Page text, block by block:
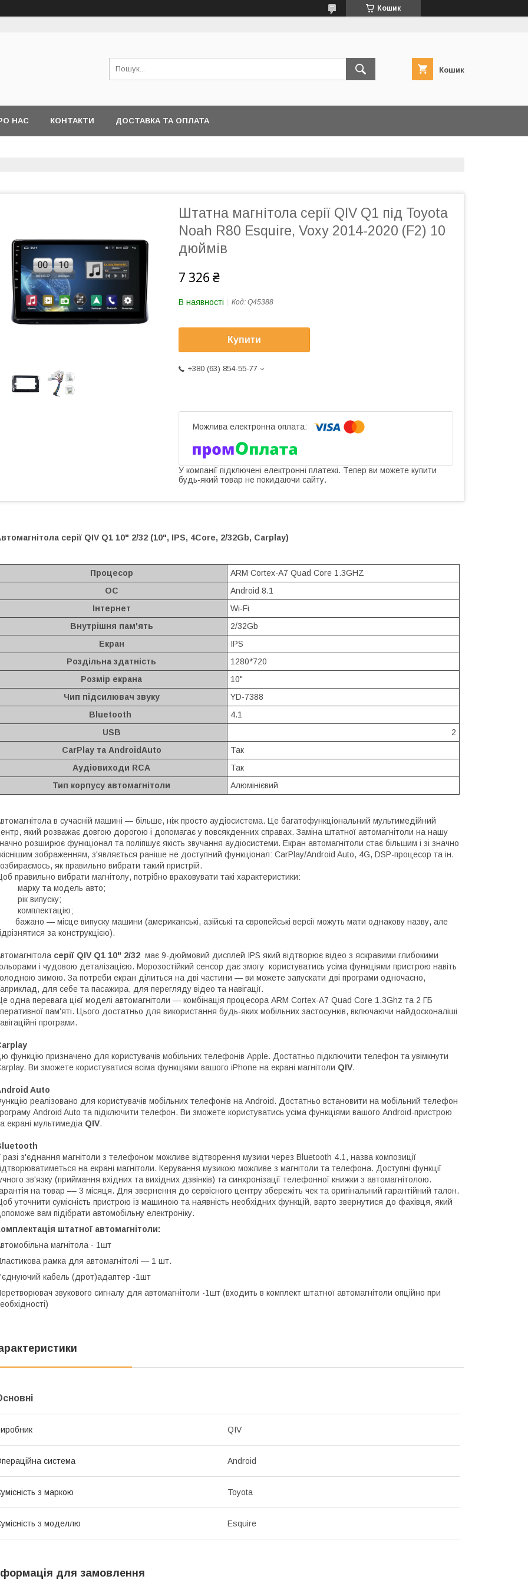
Кошик
Кошик
НАС КОНТАКТИ ДОСТАВКА ТА ОПЛАТА
Штатна магнітола серії QIV Q1 під Toyota
Noah R80 Esquire, Voxy 2014-2020 (F2) 10
дюймів
7 326 ₴
В наявності Код: Q45388
Купити
+380 (63) 854-55-77
У компанії підключені електронні платежі. Тепер ви можете купити
будь-який товар не покидаючи сайту.
серії QIV Q1 10" 2/32 (10", IPS, 4Core, 2/32Gb, Carplay)
Процесор
ARM Cortex-A7 Quad Core 1.3GHZ
ОС
Android 8.1
Інтернет
Wi-Fi
Внутрішня пам'ять
2/32Gb
Екран
IPS
Роздільна здатність
1280*720
Розмір екрана
10"
Чип підсилювач звуку
YD-7388
Bluetooth
4.1
USB
2
CarPlay та AndroidAuto
Так
Аудіовиходи RCA
Так
Тип корпусу автомагнітоли
Алюмінієвий
в сучасній машині — більше, ніж просто аудіосистема. Це багатофункціональний мультимедійний
який розважає довгою дорогою і допомагає у повсякденних справах. Заміна штатної автомагнітоли на нашу
розширює функціонал та поліпшує якість звучання аудіосистеми. Екран автомагнітоли стає більшим і зі значно
зображенням, з'являється раніше не доступний функціонал: CarPlay/Android Auto, 4G, DSP-процесор та ін.
як правильно вибрати такий пристрій.
правильно вибрати магнітолу, потрібно враховувати такі характеристики:
марку та модель авто;
рік випуску;
комплектацію;
бажано — місце випуску машини (американські, азійські та європейські версії можуть мати однакову назву, але
за конструкцією).
серії QIV Q1 10" 2/32 має 9-дюймовий дисплей IPS який відтворює відео з яскравими глибокими
і чудовою деталізацією. Морозостійкий сенсор дає змогу користуватись усіма функціями пристрою навіть
зимою. За потреби екран ділиться на дві частини — ви можете запускати дві програми одночасно,
для себе та пасажира, для перегляду відео та навігації.
одна перевага цієї моделі автомагнітоли — комбінація процесора ARM Cortex-A7 Quad Core 1.3Ghz та 2 ГБ
пам'яті. Цього достатньо для використання будь-яких мобільних застосунків, включаючи найдосконаліші
програми.
функцію призначено для користувачів мобільних телефонів Apple. Достатньо підключити телефон та увімкнути
Ви зможете користуватися всіма функціями вашого iPhone на екрані магнітоли QIV.
Auto
реалізовано для користувачів мобільних телефонів на Android. Достатньо встановити на мобільний телефон
Android Auto та підключити телефон. Ви зможете користуватись усіма функціями вашого Android-пристрою
екрані мультимедіа QIV.
разі з'єднання магнітоли з телефоном можливе відтворення музики через Bluetooth 4.1, назва композиції
на екрані магнітоли. Керування музикою можливе з магнітоли та телефона. Доступні функції
зв'язку (приймання вхідних та вихідних дзвінків) та синхронізації телефонної книжки з автомагнітолою.
на товар –– 3 місяця. Для звернення до сервісного центру збережіть чек та оригінальний гарантійний талон.
уточнити сумісність пристрою із машиною та наявність необхідних функцій, варто звернутися до фахівця, який
вам підібрати автомобільну електроніку.
штатної автомагнітоли:
магнітола - 1шт
рамка для автомагнітолі — 1 шт.
кабель (дрот)адаптер -1шт
звукового сигналу для автомагнітоли -1шт (входить в комплект штатної автомагнітоли опційно при
QIV
система Android
з маркою Toyota
з моделлю Esquire
для замовлення